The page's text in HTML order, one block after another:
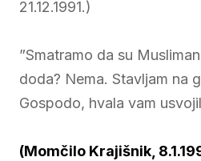
21.12.1991.)
”Smatramo da su
doda? Nema. Stavlјam na
Gospodo, hvala vam
(Momčilo Krajišnik,